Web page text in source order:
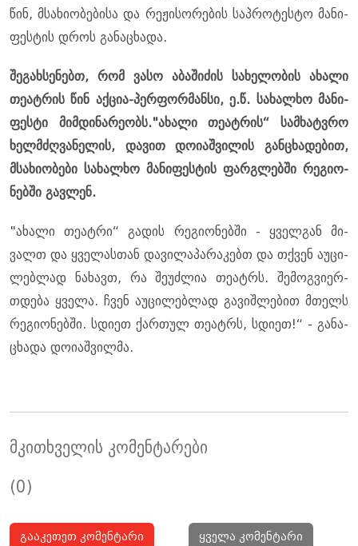
წინ, მსა­ხი­ო­ბე­ბი­სა და რე­ჟი­სო­რე­ბის საპ­რო­ტეს­ტო მა­ნი­
ფეს­ტის დროს გა­ნა­ცხა­და.
შე­გახ­სე­ნებთ, რომ ვასო აბა­ში­ძის სა­ხე­ლო­ბის ახა­ლი
თე­ატ­რის წინ აქ­ცია-პერ­ფორ­მან­სი, ე.წ. სა­ხალ­ხო მა­ნი­
ფეს­ტი მიმ­დი­ნა­რე­ობს."ახა­ლი თე­ატ­რის“ სამ­ხატ­ვრო
ხელ­მძღვა­ნე­ლის, და­ვით დო­ი­აშ­ვი­ლის გან­ცხა­დე­ბით,
მსა­ხი­ო­ბე­ბი სა­ხალ­ხო მა­ნი­ფეს­ტის ფარ­გლებ­ში რე­გი­ო­
ნებ­ში გავ­ლენ.
"ახა­ლი თე­ატ­რი“ გა­დის რე­გი­ო­ნებ­ში - ყველ­გან მი­
ვალთ და ყვე­ლას­თან და­ვი­ლა­პა­რა­კებთ და თქვენ აუ­ცი­
ლებ­ლად ნა­ხავთ, რა შე­უძ­ლია თე­ატრს. შე­მოგ­ვი­ერ­
თდე­ბა ყვე­ლა. ჩვენ აუ­ცი­ლებ­ლად გა­ვიშ­ლე­ბით მთელს
რე­გი­ო­ნებ­ში. სდი­ეთ ქარ­თულ თე­ატრს, სდი­ეთ!“ - გა­ნა­
ცხა­და დო­ი­აშ­ვილ­მა.
მკითხველის კომენტარები
(0)
გააკეთეთ კომენტარი ყველა კომენტარი